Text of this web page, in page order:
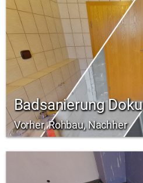
Badsanierung Doku
Vorher, Rohbau, Nachher